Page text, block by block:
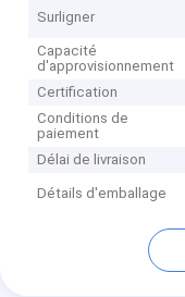
Surligner
Capacité
d'approvisionnement
Certification
Conditions de
paiement
Délai de livraison
Détails d'emballage